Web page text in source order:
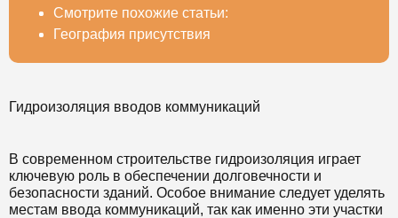
Смотрите похожие статьи:
География присутствия
Гидроизоляция вводов коммуникаций
В современном строительстве гидроизоляция играет
ключевую роль в обеспечении долговечности и
безопасности зданий. Особое внимание следует уделять
местам ввода коммуникаций, так как именно эти участки